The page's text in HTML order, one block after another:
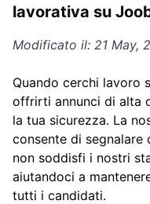
lavorativa su
Modificato il: 21 May,
Quando cerchi lavoro
offrirti annunci di alta
la tua sicurezza. La
consente di segnalare
non soddisfi i nostri
aiutandoci a
tutti i candidati.